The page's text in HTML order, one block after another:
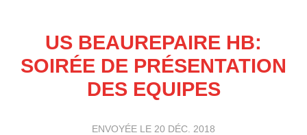
US BEAUREPAIRE HB:
SOIRÉE DE PRÉSENTATION
DES EQUIPES
ENVOYÉE LE 20 DÉC. 2018